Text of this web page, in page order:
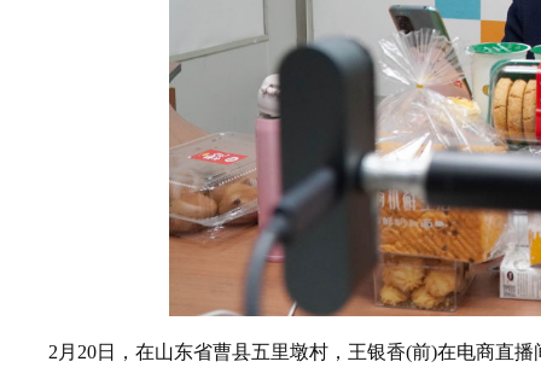
2月20日，在山东省曹县五里墩村，王银香(前)在电商直播